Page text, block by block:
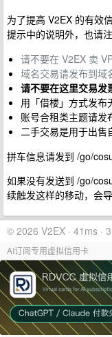
为了提高 V2EX 的有效
提示中的说明外，也请
请不要在 V2EX 卖
域名交易请发布到域
请不要在这里交易发
用「借楼」方式发布
账号合租类主题请发
二手交易是用于出售
拼车信息请发到 /go/
如果没有发送到 /go/
续触发这样的移动，会
© 2026 V2EX · 41ms ·
AI订阅专用虚拟信用卡